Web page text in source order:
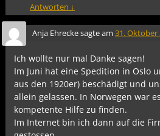
Antworten ↓
Anja Ehreckesagte am 31. Oktober
Ich wollte nur mal Danke sagen!
Im Juni hat eine Spedition in Oslo
aus den 1920er) beschädigt und
allein gelassen. In Norwegen war
kompetente Hilfe zu finden.
Im Internet bin ich dann auf die